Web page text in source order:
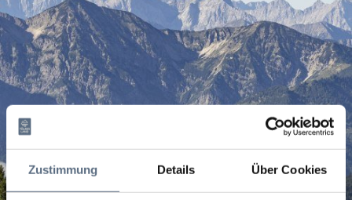
Zustimmung Details Über Cookies